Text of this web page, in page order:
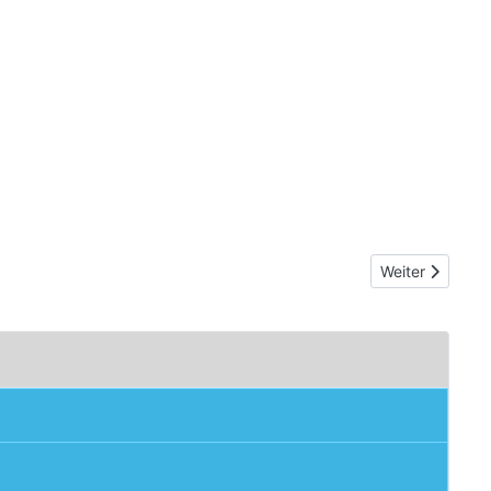
Nächster
Weiter